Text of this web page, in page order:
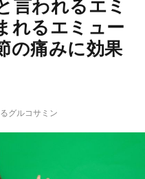
言われるエミ
れるエミュー
の痛みに効果
グルコサミン